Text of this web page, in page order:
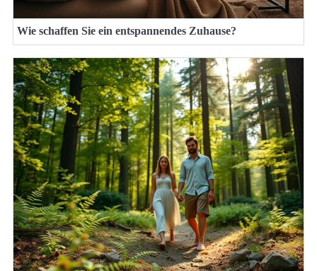
Wie schaffen Sie ein entspannendes Zuhause?